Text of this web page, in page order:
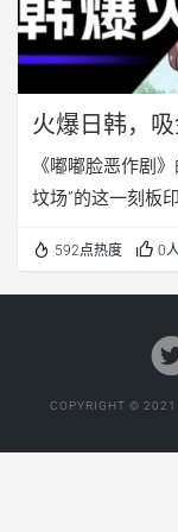
火爆日韩，
的称号要摘
《嘟嘟脸恶作剧
坟场”的这一刻板印
592点热度 0
COPYRIGHT © 2021